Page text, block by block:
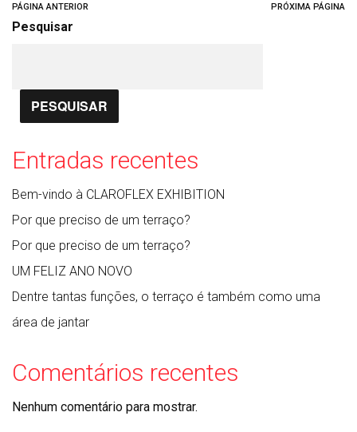
PÁGINA ANTERIOR PRÓXIMA PÁGINA
Pesquisar
PESQUISAR
Entradas recentes
Bem-vindo à CLAROFLEX EXHIBITION
Por que preciso de um terraço?
Por que preciso de um terraço?
UM FELIZ ANO NOVO
Dentre tantas funções, o terraço é também como uma
área de jantar
Comentários recentes
Nenhum comentário para mostrar.